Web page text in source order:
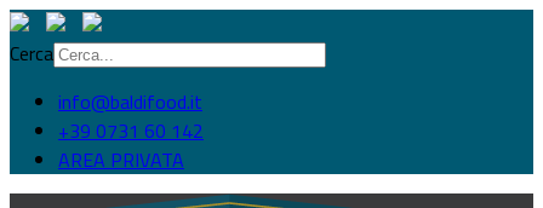
Cerca
info@baldifood.it
+39 0731 60 142
AREA PRIVATA